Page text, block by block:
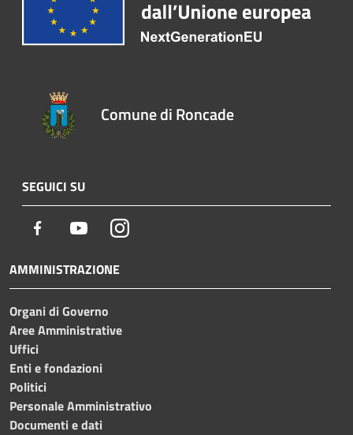
Comune di Roncade
SEGUICI SU
Facebook YoutubeInstagram
AMMINISTRAZIONE
Organi di Governo
Aree Amministrative
Uffici
Enti e fondazioni
Politici
Personale Amministrativo
Documenti e dati